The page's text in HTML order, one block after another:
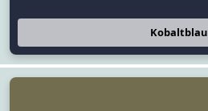
Kobaltblau